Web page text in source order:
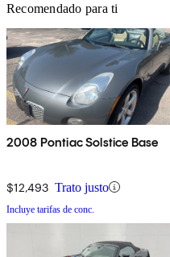
Recomendado para ti
2008 Pontiac Solstice Base
$12,493 Trato justo
Incluye tarifas de conc.